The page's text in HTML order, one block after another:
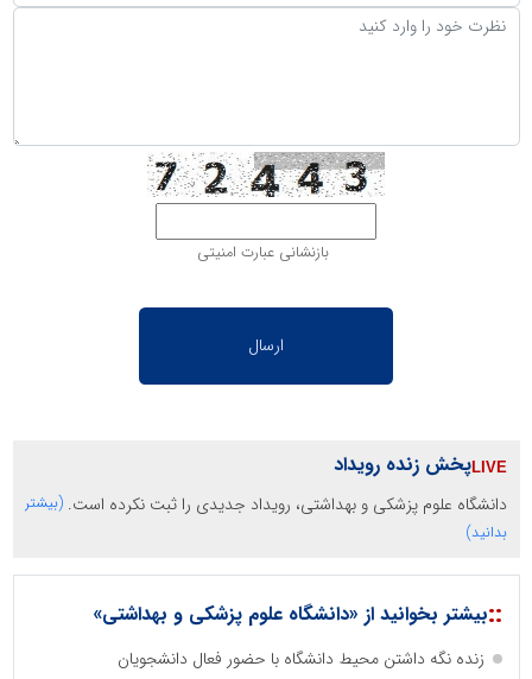
بازنشانی عبارت امنیتی
پخش زنده رویداد
دانشگاه علوم پزشکی و بهداشتی، رویداد جدیدی را ثبت نکرده است. (بیشتر
بدانید)
::بیشتر بخوانید از «دانشگاه علوم پزشکی و بهداشتی»
زنده نگه داشتن محیط دانشگاه با حضور فعال دانشجویان